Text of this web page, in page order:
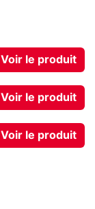
Voir le produit
Voir le produit
Voir le produit